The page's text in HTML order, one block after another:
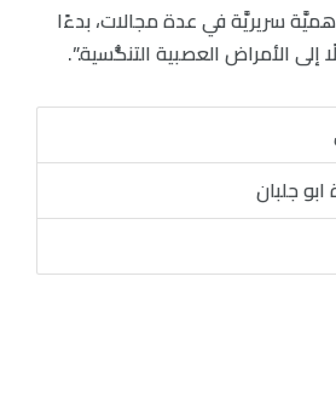
سريريَّة في عدة مجالات، بدءًا
إلى الأمراض العصبية التنكُّسية.”.
ابو جلبان